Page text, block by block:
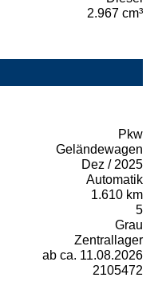
2.967 cm³
Pkw
Geländewagen
Dez / 2025
Automatik
1.610 km
5
Grau
Zentrallager
ab ca. 11.08.2026
2105472